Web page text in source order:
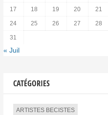
17 18 19 20 21
24 25 26 27 28
31
« Juil
CATÉGORIES
ARTISTES BECISTES